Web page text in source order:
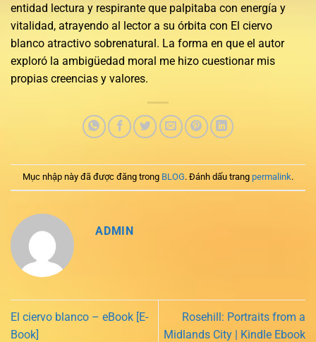
entidad lectura y respirante que palpitaba con energía y
vitalidad, atrayendo al lector a su órbita con El ciervo
blanco atractivo sobrenatural. La forma en que el autor
exploró la ambigüedad moral me hizo cuestionar mis
propias creencias y valores.
Mục nhập này đã được đăng trong BLOG. Đánh dấu trang permalink.
ADMIN
El ciervo blanco – eBook [E-
Book]
Rosehill: Portraits from a
Midlands City | Kindle Ebook